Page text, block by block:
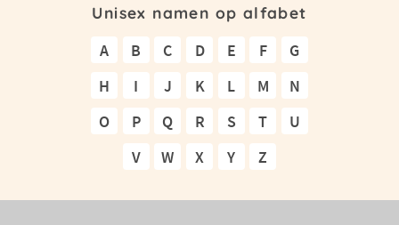
Unisex namen op alfabet
A B C D E F
G
H
I J K L M
N
O
P Q R S T
U
V
W X Y Z